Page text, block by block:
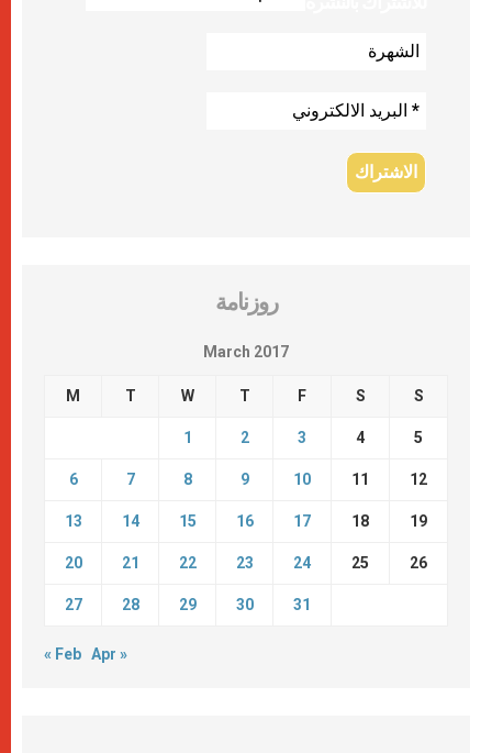
روزنامة
March 2017
M T W T F S S
1 2 3 4 5
6 7 8 9 10 11 12
13 14 15 16 17 18 19
20 21 22 23 24 25 26
27 28 29 30 31
« Feb Apr »